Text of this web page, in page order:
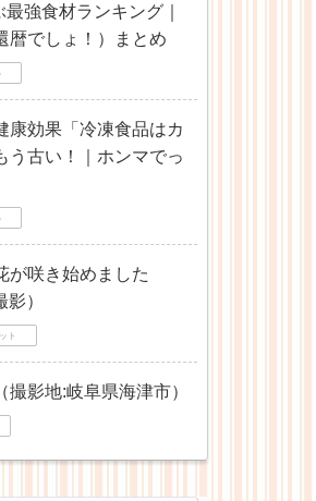
強食材ランキング｜
暦でしょ！）まとめ
康効果「冷凍食品はカ
う古い！｜ホンマでっ
が咲き始めました
）
ト
撮影地:岐阜県海津市）